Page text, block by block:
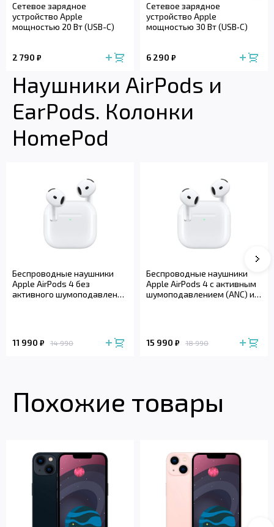
Сетевое зарядное
устройство Apple
мощностью 20 Вт (USB-C)
2 790 ₽
Сетевое зарядное
устройство Apple
мощностью 30 Вт (USB‑C)
6 290 ₽
Наушники AirPods и
EarPods. Колонки
HomePod
Беспроводные наушники
Apple AirPods 4 без
активного шумоподавления
11 990 ₽ 14 990
Беспроводные наушники
Apple AirPods 4 с активным
шумоподавлением (ANC) и
15 990 ₽ 18 990
Похожие товары